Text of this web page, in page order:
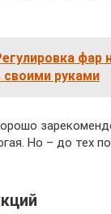
фар
своими руками
Но – до тех